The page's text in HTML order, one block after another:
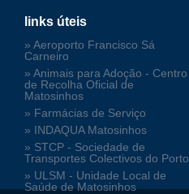
links úteis
» Aeroporto Francisco Sá
Carneiro
» Animais para Adoção - Centro
de Recolha Oficial de
Matosinhos
» Farmácias de Serviço
» INDAQUA Matosinhos
» STCP - Sociedade de
Transportes Colectivos do Porto
» ULSM - Unidade Local de
Saúde de Matosinhos